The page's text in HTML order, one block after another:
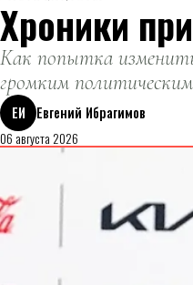
Хроники
Как попытка
громким
ЕИ
Евгений Ибрагимов
06 августа 2026